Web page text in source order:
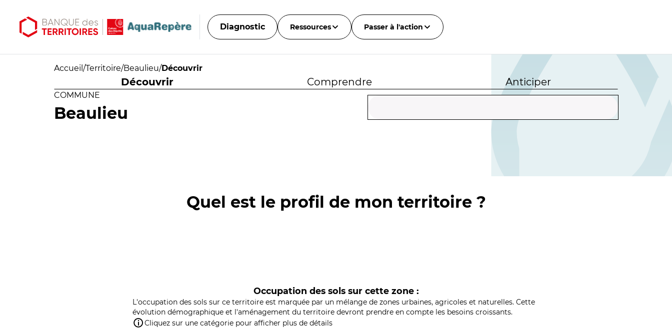
Diagnostic Ressources Passer à l'action
Accueil /Territoire/Beaulieu/Découvrir
Découvrir Comprendre Anticiper
COMMUNE
Beaulieu
Quel est le profil de mon territoire ?
Occupation des sols sur cette zone :
L'occupation des sols sur ce territoire est marquée par un mélange de zones urbaines, agricoles et naturelles. Cette
évolution démographique et l'aménagement du territoire devront prendre en compte les besoins croissants.
Cliquez sur une catégorie pour afficher plus de détails